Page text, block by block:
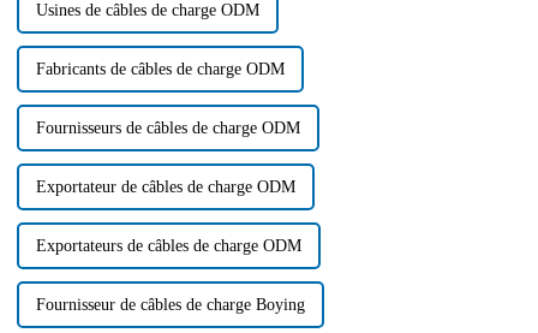
Usines de câbles de charge ODM
Fabricants de câbles de charge ODM
Fournisseurs de câbles de charge ODM
Exportateur de câbles de charge ODM
Exportateurs de câbles de charge ODM
Fournisseur de câbles de charge Boying